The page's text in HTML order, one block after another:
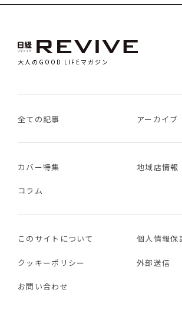
大人のGOOD LIFEマガジン
全ての記事 アーカイブ
カバー特集 地域店情報
コラム
このサイトについて 個人情報保
クッキーポリシー 外部送信
お問い合わせ